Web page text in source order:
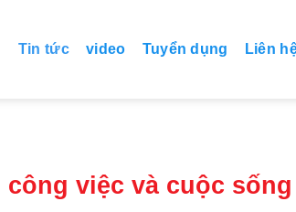
Tin tức video Tuyển dụng Liên
việc và cuộc sống